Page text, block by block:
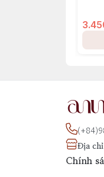
Địa chỉ
Chính